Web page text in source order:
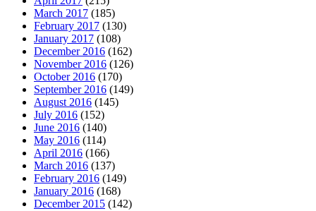
March 2017 (185)
February 2017 (130)
January 2017 (108)
December 2016 (162)
November 2016 (126)
October 2016 (170)
September 2016 (149)
August 2016 (145)
July 2016 (152)
June 2016 (140)
May 2016 (114)
April 2016 (166)
March 2016 (137)
February 2016 (149)
January 2016 (168)
December 2015 (142)